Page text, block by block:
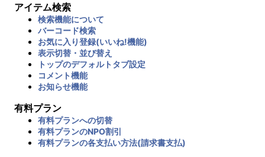
アイテム検索
検索機能について
バーコード検索
お気に入り登録(いいね!機能)
表示切替・並び替え
トップのデフォルトタブ設定
コメント機能
お知らせ機能
有料プラン
有料プランへの切替
有料プランのNPO割引
有料プランの各支払い方法(請求書支払)